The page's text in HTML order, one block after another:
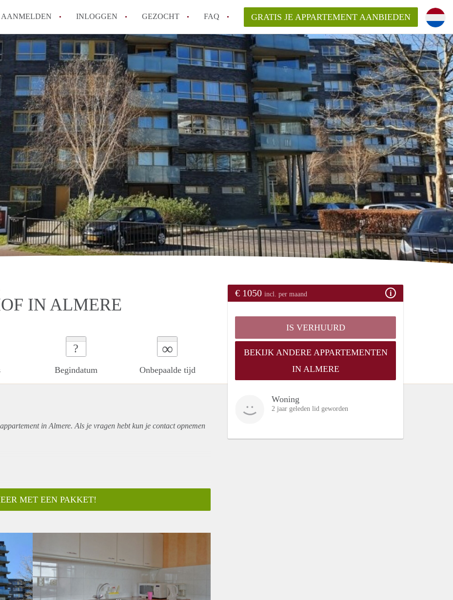
AANMELDEN INLOGGEN GEZOCHT FAQ
How to translate AppartementAlmere!
Wat is AppartementAlmere?
Hoeveel kost het om te reageren op een Appartement in Almere?
Wat is de privacyverklaring van AppartementAlmere?
Berekent AppartementAlmere
makelaarsvergoeding/bemiddelingsvergoeding?
Alle veelgestelde vragen
GRATIS JE APPARTEMENT AANBIEDEN
IN ALMERE
?
Begindatum
∞
Onbepaalde tijd
€ 1050 incl. per maand
IS VERHUURD
BEKIJK ANDERE APPARTEMENTEN
IN ALMERE
Woning
2 jaar geleden lid geworden
appartementin Almere. Als je vragen hebt kun je contact opnemen
MET EEN PAKKET!